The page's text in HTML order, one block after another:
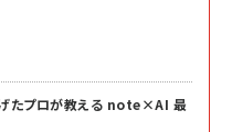
たプロが教える note×AI 最